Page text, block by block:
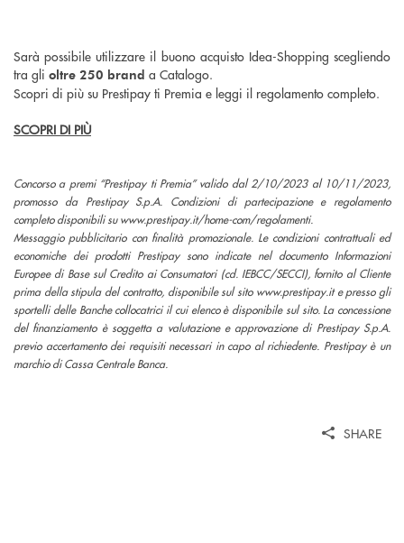
Sarà possibile utilizzare il buono acquisto Idea-Shopping scegliendo
tra gli oltre 250 brand a Catalogo.
Scopri di più su Prestipay ti Premia e leggi il regolamento completo.
SCOPRI DI PIÙ
Concorso a premi “Prestipay ti Premia” valido dal 2/10/2023 al 10/11/2023,
promosso da Prestipay S.p.A. Condizioni di partecipazione e regolamento
completo disponibili su www.prestipay.it/home-com/regolamenti.
Messaggio pubblicitario con finalità promozionale. Le condizioni contrattuali ed
economiche dei prodotti Prestipay sono indicate nel documento Informazioni
Europee di Base sul Credito ai Consumatori (cd. IEBCC/SECCI), fornito al Cliente
prima della stipula del contratto, disponibile sul sito www.prestipay.it e presso gli
sportelli delle Banche collocatrici il cui elenco è disponibile sul sito. La concessione
del finanziamento è soggetta a valutazione e approvazione di Prestipay S.p.A.
previo accertamento dei requisiti necessari in capo al richiedente. Prestipay è un
marchio di Cassa Centrale Banca.
SHARE